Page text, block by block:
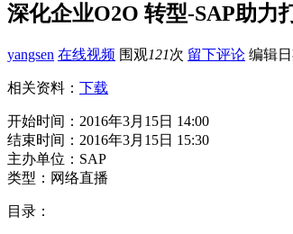
深化企业O2O 转型-SAP助力
yangsen 在线视频 围观121次 留下评论 编辑日
相关资料： 下载
开始时间：2016年3月15日 14:00
结束时间：2016年3月15日 15:30
主办单位：SAP
类型：网络直播
目录：